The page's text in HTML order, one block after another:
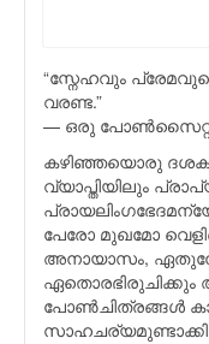
“സ്നേഹവും
വരണ്ട.”
— ഒരു
കഴിഞ്ഞയൊരു
വ്യാപ്തിയിലും
പേരോ മുഖമോ
അനായാസം,
പോണ്‍ചിത്രങ്ങള്‍